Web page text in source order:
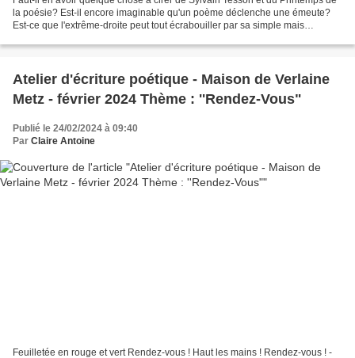
la poésie? Est-il encore imaginable qu'un poème déclenche une émeute?
Est-ce que l'extrême-droite peut tout écrabouiller par sa simple mais
Atelier d'écriture poétique - Maison de Verlaine
Metz - février 2024 Thème : ''Rendez-Vous"
Publié le 24/02/2024 à 09:40
Par Claire Antoine
Feuilletée en rouge et vert Rendez-vous ! Haut les mains ! Rendez-vous ! -